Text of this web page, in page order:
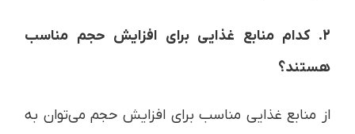
2. کدام منابع غذایی برای افزایش حجم مناسب
هستند؟
از منابع غذایی مناسب برای افزایش حجم می‌توان به